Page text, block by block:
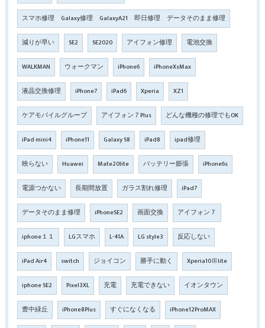
スマホ修理 Galaxy修理 GalaxyA21 即日修理 データそのまま修理
減りが早い SE2 SE2020 アイフォン修理 電池交換
WALKMAN ウォークマン iPhone6 iPhoneXsMax
液晶交換修理 iPhone7 iPad6 Xperia XZ1
ケアモバイルグループ アイフォン７Plus どんな機種の修理でもOK
iPad mini4 iPhone11 Galaxy S8 iPad8 ipad修理
映らない Huawei Mate20lite バッテリー膨張 iPhone6s
電源つかない 長期間放置 ガラス割れ修理 iPad7
データそのまま修理 iPhoneSE2 画面交換 アイフォン７
iphone１１ LGスマホ L-41A LG style3 反応しない
iPad Air4 switch ジョイコン 勝手に動く Xperia10Ⅲlite
iphone SE2 Pixel3XL 充電 充電できない イオンタウン
豊中緑丘 iPhone8Plus すぐになくなる iPhone12ProMAX